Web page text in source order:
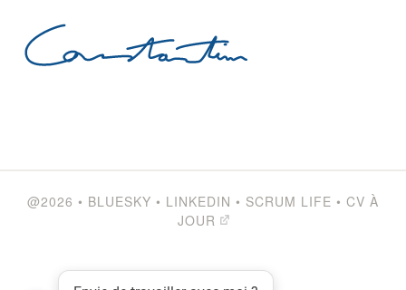
@2026 • BLUESKY • LINKEDIN • SCRUM LIFE • CV À
JOUR